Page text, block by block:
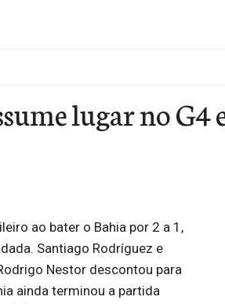
lugar no G4
ao bater o Bahia por 2 a 1,
Santiago Rodríguez e
Nestor descontou para
ainda terminou a partida